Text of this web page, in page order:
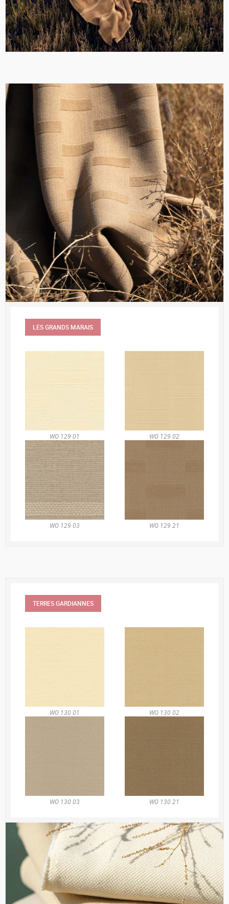
LES GRANDS MARAIS
WO 129 01 WO 129 02
WO 129 03 WO 129 21
TERRES GARDIANNES
WO 130 01 WO 130 02
WO 130 03 WO 130 21